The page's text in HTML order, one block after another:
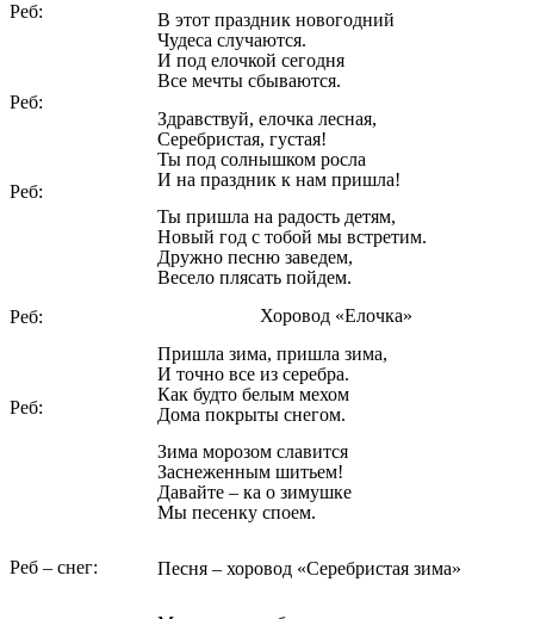
Реб:
Реб:
Реб:
Реб:
Реб:
Реб – снег:
В этот праздник новогодний
Чудеса случаются.
И под елочкой сегодня
Все мечты сбываются.
Здравствуй, елочка лесная,
Серебристая, густая!
Ты под солнышком росла
И на праздник к нам пришла!
Ты пришла на радость детям,
Новый год с тобой мы встретим.
Дружно песню заведем,
Весело плясать пойдем.
Хоровод «Елочка»
Пришла зима, пришла зима,
И точно все из серебра.
Как будто белым мехом
Дома покрыты снегом.
Зима морозом славится
Заснеженным шитьем!
Давайте – ка о зимушке
Мы песенку споем.
Песня – хоровод «Серебристая зима»